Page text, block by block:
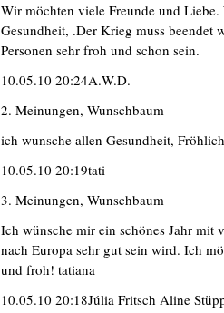
Wir möchten viele Freunde und
Gesundheit, .Der Krieg muss beendet
Personen sehr froh und schon sein.
10.05.10 20:24A.W.D.
2. Meinungen, Wunschbaum
ich wunsche allen Gesundheit,
10.05.10 20:19tati
3. Meinungen, Wunschbaum
Ich wünsche mir ein schönes Jahr mit
nach Europa sehr gut sein wird. Ich
und froh! tatiana
10.05.10 20:18Júlia Fritsch Aline